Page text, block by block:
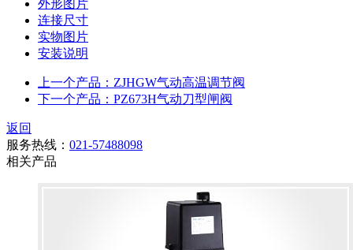
外形图片
连接尺寸
实物图片
安装说明
上一个产品：ZJHGW气动高温调节阀
下一个产品：PZ673H气动刀型闸阀
返回
服务热线： 021-57488098
相关产品